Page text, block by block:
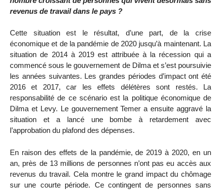
revenus de travail dans le pays ?
Cette situation est le résultat, d’une part, de la crise
économique et de la pandémie de 2020 jusqu’à maintenant. La
situation de 2014 à 2019 est attribuée à la récession qui a
commencé sous le gouvernement de Dilma et s’est poursuivie
les années suivantes. Les grandes périodes d’impact ont été
2016 et 2017, car les effets délétères sont restés. La
responsabilité de ce scénario est la politique économique de
Dilma et Levy. Le gouvernement Temer a ensuite aggravé la
situation et a lancé une bombe à retardement avec
l’approbation du plafond des dépenses.
En raison des effets de la pandémie, de 2019 à 2020, en un
an, près de 13 millions de personnes n’ont pas eu accès aux
revenus du travail. Cela montre le grand impact du chômage
sur une courte période. Ce contingent de personnes sans